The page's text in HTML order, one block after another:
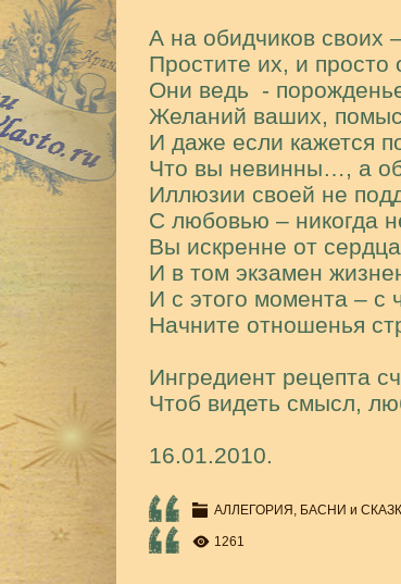
А на обидчиков своих
Простите их, и просто
Они ведь -
Желаний ваших,
И даже если кажется
Что вы невинны…, а
Иллюзии своей не
С любовью – никогда
Вы искренне от
И в том экзамен
И с этого момента – с
Начните отношенья
Ингредиент рецепта
Чтоб видеть смысл,
16.01.2010.
АЛЛЕГОРИЯ, БАСНИ и
1261